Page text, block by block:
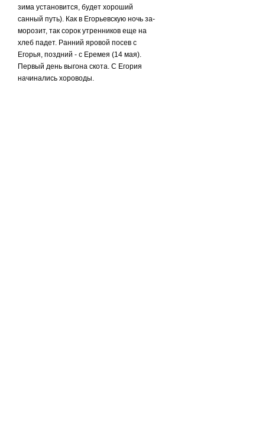
зима установится, будет хороший
санный путь). Как в Егорьевскую ночь за­
морозит, так сорок утренников еще на
хлеб падет. Ранний яровой посев с
Егорья, поздний - с Еремея (14 мая).
Первый день выгона скота. С Егория
начинались хороводы.